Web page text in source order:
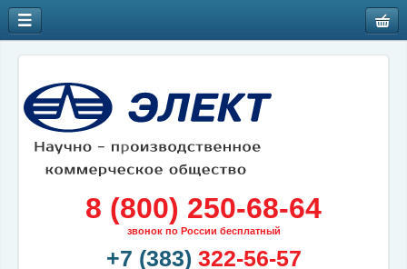
8 (800) 250-68-64
звонок по России бесплатный
+7 (383) 322-56-57